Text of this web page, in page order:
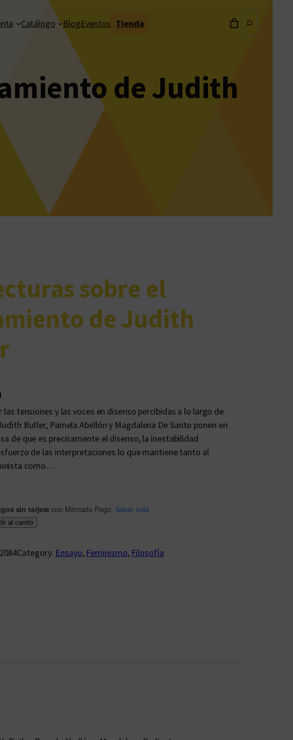
Catálogo BlogEventos Tienda
de Judith
sobre el
de Judith
las tensiones y las voces en disenso percibidas a lo largo de
Butler, Pamela Abellón y Magdalena De Santo ponen en
de que es precisamente el disenso, la inestabilidad
de las interpretaciones lo que mantiene tanto al
como…
sin tarjeta con Mercado Pago. Saber más
al carrito
Category: Ensayo, Feminismo, Filosofía